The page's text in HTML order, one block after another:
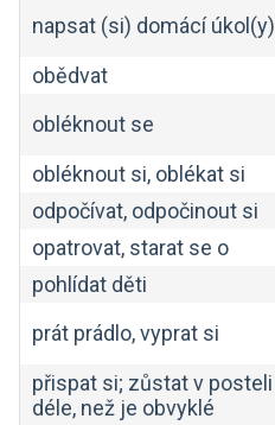
napsat (si) domácí úkol(y)
obědvat
obléknout se
obléknout si, oblékat si
odpočívat, odpočinout si
opatrovat, starat se o
pohlídat děti
prát prádlo, vyprat si
přispat si; zůstat v posteli
déle, než je obvyklé